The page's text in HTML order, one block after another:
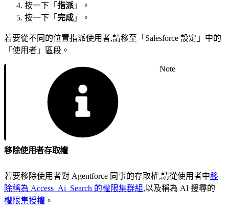
按一下「 指派 」。
按一下「 完成 」。
若要從不同的位置指派使用者,請移至「Salesforce 設定」中的
「使用者」區段。
Note
移除使用者存取權
若要移除使用者對 Agentforce 同事的存取權,請從使用者中移
除稱為 Access_Ai_Search 的權限集群組,以及稱為 AI 搜尋的
權限集授權 。